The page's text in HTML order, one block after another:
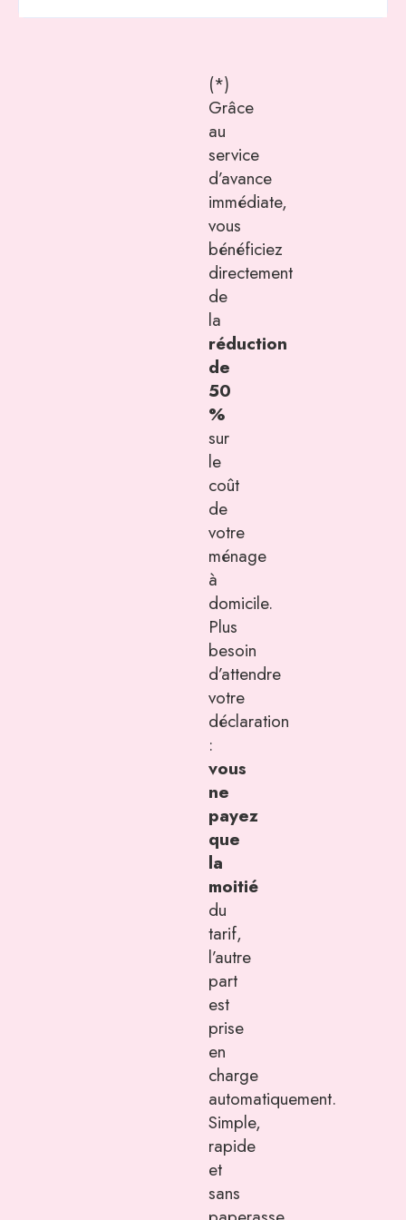
(*)
Grâce
au
service
d’avance
immédiate,
vous
bénéficiez
directement
de
la
réduction
de
50
%
sur
le
coût
de
votre
ménage
à
domicile.
Plus
besoin
d’attendre
votre
déclaration
:
vous
ne
payez
que
la
moitié
du
tarif,
l’autre
part
est
prise
en
charge
automatiquement.
Simple,
rapide
et
sans